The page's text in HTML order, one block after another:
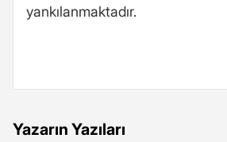
yankılanmaktadır.
Yazarın Yazıları